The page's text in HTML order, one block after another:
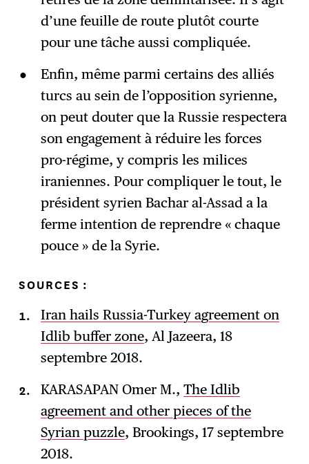
d’une feuille de route plutôt courte
pour une tâche aussi compliquée.
Enfin, même parmi certains des alliés
turcs au sein de l’opposition syrienne,
on peut douter que la Russie respectera
son engagement à réduire les forces
pro-régime, y compris les milices
iraniennes. Pour compliquer le tout, le
président syrien Bachar al-Assad a la
ferme intention de reprendre « chaque
pouce » de la Syrie.
SOURCES :
Iran hails Russia-Turkey agreement on
Idlib buffer zone, Al Jazeera, 18
septembre 2018.
KARASAPAN Omer M., The Idlib
agreement and other pieces of the
Syrian puzzle, Brookings, 17 septembre
2018.